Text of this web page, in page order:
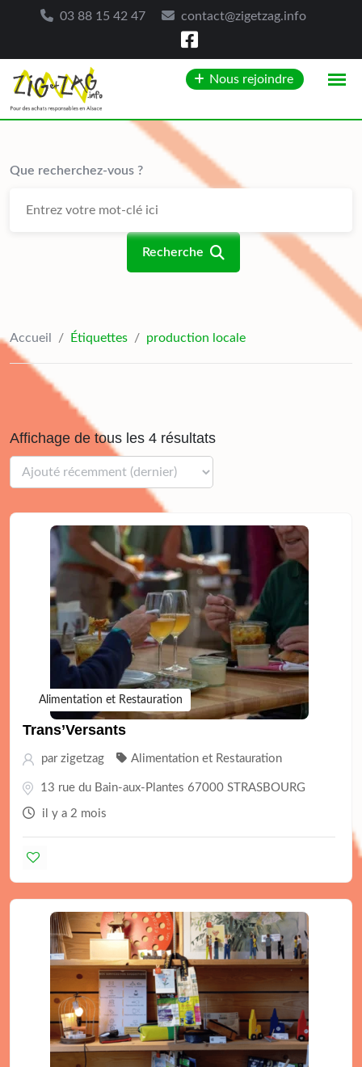
03 88 15 42 47 contact@zigetzag.info
content
Nous rejoindre
Que recherchez-vous ?
Recherche
Accueil / Étiquettes / production locale
Affichage de tous les 4 résultats
Alimentation et Restauration
Trans’Versants
par zigetzag Alimentation et Restauration
13 rue du Bain-aux-Plantes 67000 STRASBOURG
il y a 2 mois